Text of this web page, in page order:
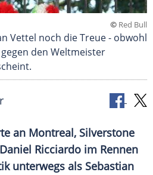
© Red Bull
Vettel noch die Treue - obwohl
den Weltmeister
an Montreal, Silverstone
Daniel Ricciardo im Rennen
unterwegs als Sebastian